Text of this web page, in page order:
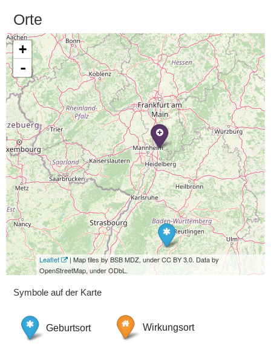
Orte
+
-
Leaflet
| Map tiles by BSB MDZ, under CC BY 3.0. Data by
OpenStreetMap, under ODbL.
Symbole auf der Karte
Geburtsort Wirkungsort